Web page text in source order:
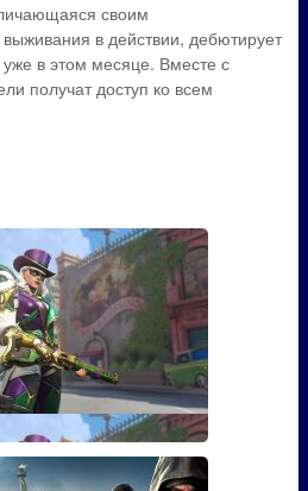
своим
в действии, дебютирует
в этом месяце. Вместе с
получат доступ ко всем
скин Марди